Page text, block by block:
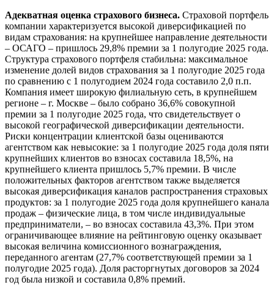
Адекватная оценка страхового бизнеса. Страховой портфель
компании характеризуется высокой диверсификацией по
видам страхования: на крупнейшее направление деятельности
– ОСАГО – пришлось 29,8% премии за 1 полугодие 2025 года.
Структура страхового портфеля стабильна: максимальное
изменение долей видов страхования за 1 полугодие 2025 года
по сравнению с 1 полугодием 2024 года составило 2,0 п.п.
Компания имеет широкую филиальную сеть, в крупнейшем
регионе – г. Москве – было собрано 36,6% совокупной
премии за 1 полугодие 2025 года, что свидетельствует о
высокой географической диверсификации деятельности.
Риски концентрации клиентской базы оцениваются
агентством как невысокие: за 1 полугодие 2025 года доля пяти
крупнейших клиентов во взносах составила 18,5%, на
крупнейшего клиента пришлось 5,7% премии. В числе
положительных факторов агентством также выделяется
высокая диверсификация каналов распространения страховых
продуктов: за 1 полугодие 2025 года доля крупнейшего канала
продаж – физические лица, в том числе индивидуальные
предприниматели, – во взносах составила 43,3%. При этом
ограничивающее влияние на рейтинговую оценку оказывает
высокая величина комиссионного вознаграждения,
переданного агентам (27,7% соответствующей премии за 1
полугодие 2025 года). Доля расторгнутых договоров за 2024
год была низкой и составила 0,8% премий.